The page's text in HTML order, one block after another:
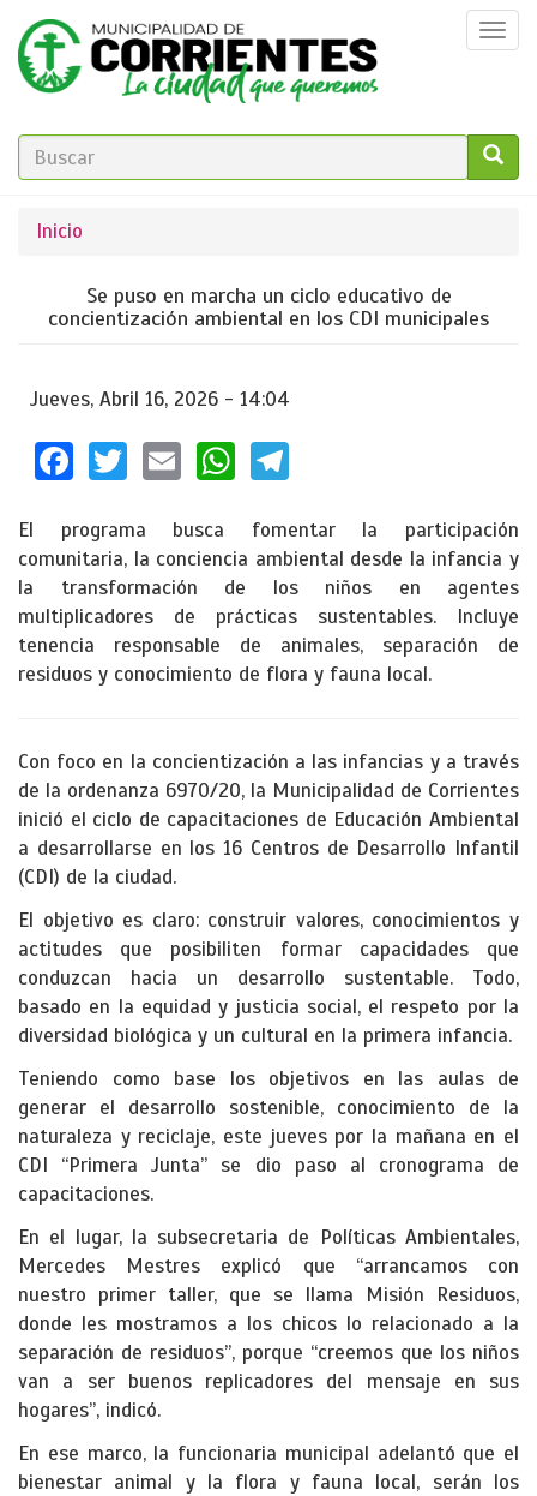
Pasar
contenido
principal
FORMULARIO
BÚSQUEDA
Se
encuentra
usted
Inicio
Se puso en marcha un ciclo educativo de
concientización ambiental en los CDI municipales
Jueves, Abril 16, 2026 - 14:04
Facebook
TwitterEmailWhatsApp
El programa busca fomentar la participación
comunitaria, la conciencia ambiental desde la infancia y
la transformación de los niños en agentes
multiplicadores de prácticas sustentables. Incluye
tenencia responsable de animales, separación de
residuos y conocimiento de flora y fauna local.
Con foco en la concientización a las infancias y a través
de la ordenanza 6970/20, la Municipalidad de Corrientes
inició el ciclo de capacitaciones de Educación Ambiental
a desarrollarse en los 16 Centros de Desarrollo Infantil
(CDI) de la ciudad.
El objetivo es claro: construir valores, conocimientos y
actitudes que posibiliten formar capacidades que
conduzcan hacia un desarrollo sustentable. Todo,
basado en la equidad y justicia social, el respeto por la
diversidad biológica y un cultural en la primera infancia.
Teniendo como base los objetivos en las aulas de
generar el desarrollo sostenible, conocimiento de la
naturaleza y reciclaje, este jueves por la mañana en el
CDI “Primera Junta” se dio paso al cronograma de
capacitaciones.
En el lugar, la subsecretaria de Políticas Ambientales,
Mercedes Mestres explicó que “arrancamos con
nuestro primer taller, que se llama Misión Residuos,
donde les mostramos a los chicos lo relacionado a la
separación de residuos”, porque “creemos que los niños
van a ser buenos replicadores del mensaje en sus
hogares”, indicó.
En ese marco, la funcionaria municipal adelantó que el
bienestar animal y la flora y fauna local, serán los